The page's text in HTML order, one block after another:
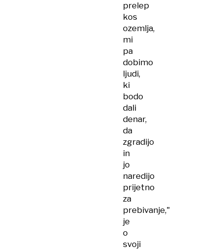
prelep
kos
ozemlja,
mi
pa
dobimo
ljudi,
ki
bodo
dali
denar,
da
zgradijo
in
jo
naredijo
prijetno
za
prebivanje,"
je
o
svoji